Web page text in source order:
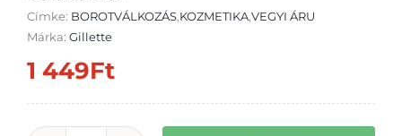
Címke: BOROTVÁLKOZÁS,KOZMETIKA,VEGYI ÁRU
Márka: Gillette
1 449Ft